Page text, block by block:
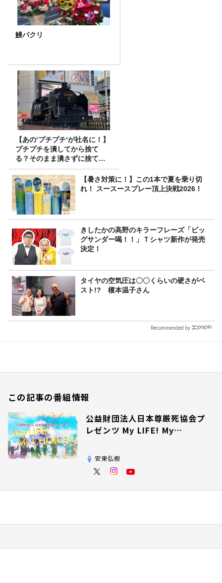
鰻パクリ
【あの‘プチプチ‘が社名に！】
プチプチを潰してから捨て
る？そのまま潰さずに捨て
る？
【暑さ対策に！】この1本で夏を乗り切
れ！ スースースプレー頂上決戦2026！
きしたかの高野のキラーフレーズ「ビッ
グサンダー喝！！」Ｔシャツ新作が発売
決定！
タイヤの空気圧は〇〇くらいの硬さがベ
スト!? 榎本温子さん
Recommended by
この記事の番組情報
公益財団法人日本尊厳死協会プ
レゼンツ My LIFE! My
安東弘樹